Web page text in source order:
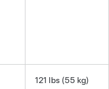
121 lbs (55 kg)